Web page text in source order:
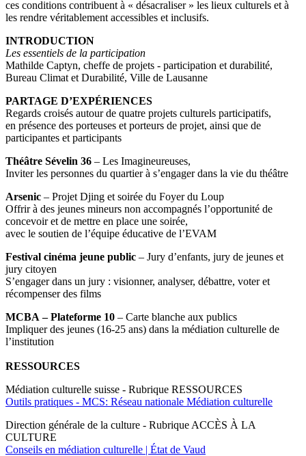
ces conditions contribuent à « désacraliser » les lieux culturels et à
les rendre véritablement accessibles et inclusifs.
INTRODUCTION
Les essentiels de la participation
Mathilde Captyn, cheffe de projets - participation et durabilité,
Bureau Climat et Durabilité, Ville de Lausanne
PARTAGE D’EXPÉRIENCES
Regards croisés autour de quatre projets culturels participatifs,
en présence des porteuses et porteurs de projet, ainsi que de
participantes et participants
Théâtre Sévelin 36 – Les Imagineureuses,
Inviter les personnes du quartier à s’engager dans la vie du théâtre
Arsenic – Projet Djing et soirée du Foyer du Loup
Offrir à des jeunes mineurs non accompagnés l’opportunité de
concevoir et de mettre en place une soirée,
avec le soutien de l’équipe éducative de l’EVAM
Festival cinéma jeune public – Jury d’enfants, jury de jeunes et
jury citoyen
S’engager dans un jury : visionner, analyser, débattre, voter et
récompenser des films
MCBA – Plateforme 10 – Carte blanche aux publics
Impliquer des jeunes (16-25 ans) dans la médiation culturelle de
l’institution
RESSOURCES
Médiation culturelle suisse - Rubrique RESSOURCES
Outils pratiques - MCS: Réseau nationale Médiation culturelle
Direction générale de la culture - Rubrique ACCÈS À LA
CULTURE
Conseils en médiation culturelle | État de Vaud